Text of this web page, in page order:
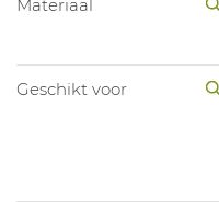
Materiaal
Geschikt voor